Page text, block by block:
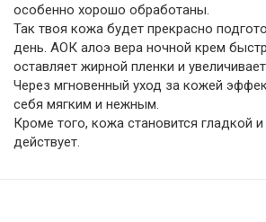
особенно хорошо обработаны.
Так твоя кожа будет прекрасно
день. АОК алоэ вера ночной крем
оставляет жирной пленки и
Через мгновенный уход за кожей
себя мягким и нежным.
Кроме того, кожа становится гладкой
действует.